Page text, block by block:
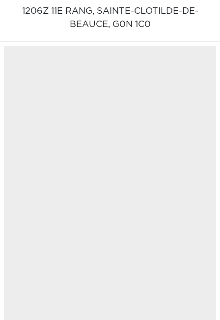
1206Z 11E RANG, SAINTE-CLOTILDE-DE-
BEAUCE, G0N 1C0